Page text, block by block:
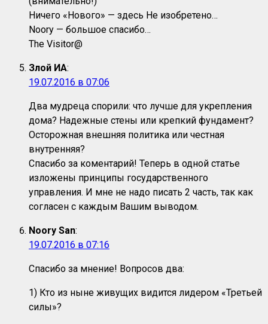
Ничего «Нового» — здесь Не изобретено…
Noory — большое спасибо…
The Visitor@
Злой ИА:
19.07.2016 в 07:06
Два мудреца спорили: что лучше для укрепления
дома? Надежные стены или крепкий фундамент?
Осторожная внешняя политика или честная
внутренняя?
Спасибо за коментарий! Теперь в одной статье
изложены принципы государственного
управления. И мне не надо писать 2 часть, так как
согласен с каждым Вашим выводом.
Noory San:
19.07.2016 в 07:16
Спасибо за мнение! Вопросов два:
1) Кто из ныне живущих видится лидером «Третьей
силы»?